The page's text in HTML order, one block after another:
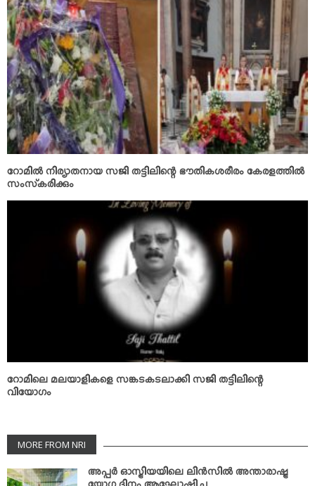
റോമില്‍ നിര്യാതനായ സജി തട്ടിലിന്റെ ഭൗതികശരീരം കേരളത്തില്‍
സംസ്‌കരിക്കും
റോമിലെ മലയാളികളെ സങ്കടകടലാക്കി സജി തട്ടിലിന്റെ
വിയോഗം
MORE FROM NRI
അപ്പര്‍ ഓസ്ട്രിയയിലെ ലിന്‍സില്‍ അന്താരാഷ്ട്ര